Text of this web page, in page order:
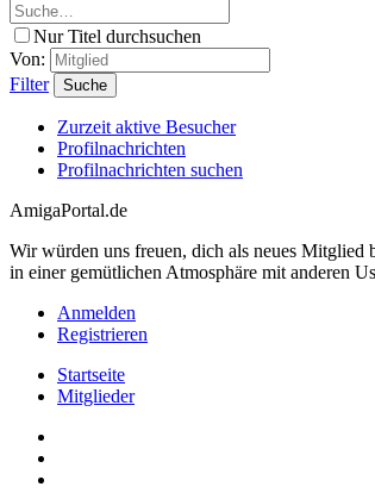
Nur Titel durchsuchen
Von:
Filter
Suche
Zurzeit aktive Besucher
Profilnachrichten
Profilnachrichten suchen
AmigaPortal.de
Wir würden uns freuen, dich als neues
in einer gemütlichen Atmosphäre mit anderen
Anmelden
Registrieren
Startseite
Mitglieder